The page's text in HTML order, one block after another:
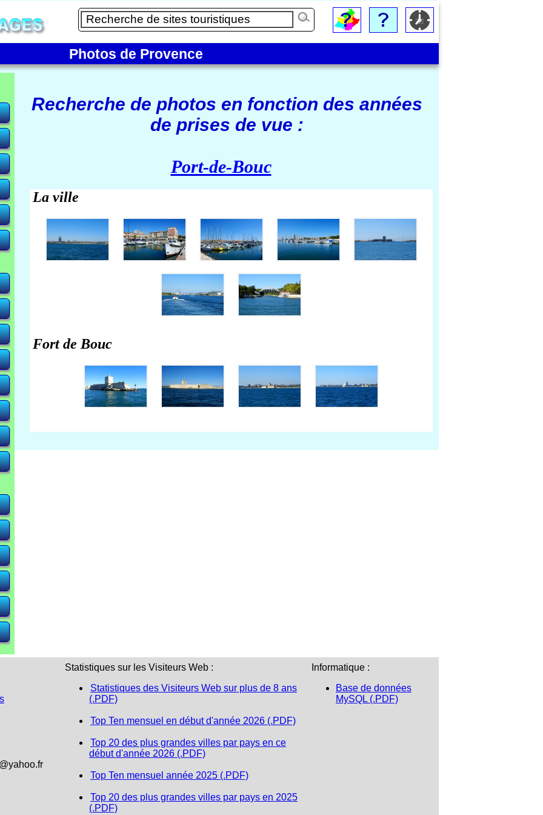
Photos de Provence
Recherche de photos en fonction des années
de prises de vue :
Port-de-Bouc
La ville
Fort de Bouc
Statistiques sur les Visiteurs Web :
Statistiques des Visiteurs Web sur plus de 8 ans
(.PDF)
Top Ten mensuel en début d'année 2026 (.PDF)
Top 20 des plus grandes villes par pays en ce
début d'année 2026 (.PDF)
Top Ten mensuel année 2025 (.PDF)
Top 20 des plus grandes villes par pays en 2025
(.PDF)
Informatique :
Base de données
MySQL (.PDF)